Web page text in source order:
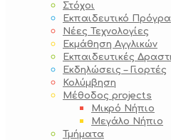
Στόχοι
Εκπαιδευτικό
Νέες Τεχνολογίες
Εκμάθηση Αγγλικών
Εκπαιδευτικές
Εκδηλώσεις – Γιορτές
Κολύμβηση
Μέθοδος projects
Μικρό Νήπιο
Μεγάλο Νήπιο
Τμήματα